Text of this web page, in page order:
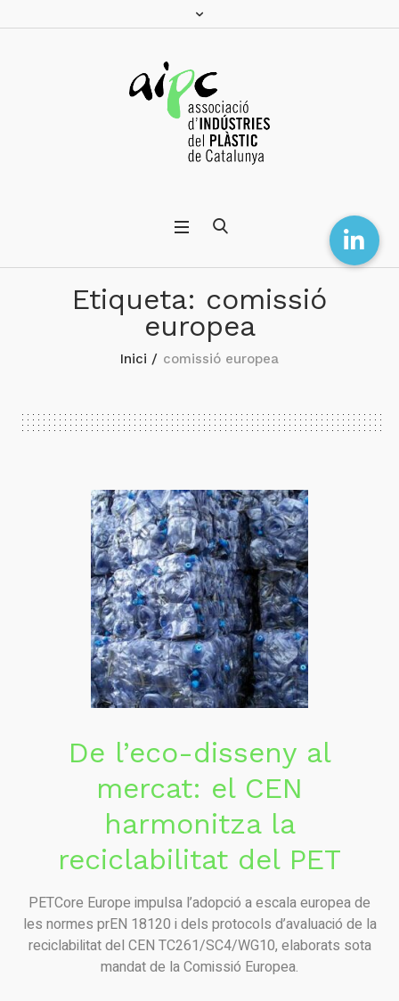
Etiqueta: comissió
europea
Inici / comissió europea
De l’eco-disseny al
mercat: el CEN
harmonitza la
reciclabilitat del PET
PETCore Europe impulsa l’adopció a escala europea de
les normes prEN 18120 i dels protocols d’avaluació de la
reciclabilitat del CEN TC261/SC4/WG10, elaborats sota
mandat de la Comissió Europea.